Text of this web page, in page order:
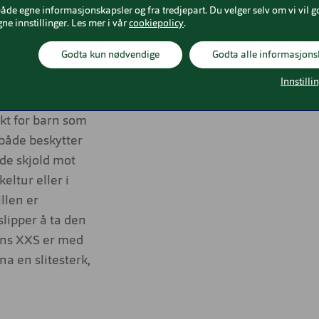
gjennom
for barn som
beskytter
skjold mot
eller i
er
å ta den
XXS er med
en slitesterk,
egne informasjonskapsler og fra tredjepart. Du velger selv om vi vil
innstillinger. Les mer i vår cookiepolicy.
Godta alle
Godta kun nødvendige